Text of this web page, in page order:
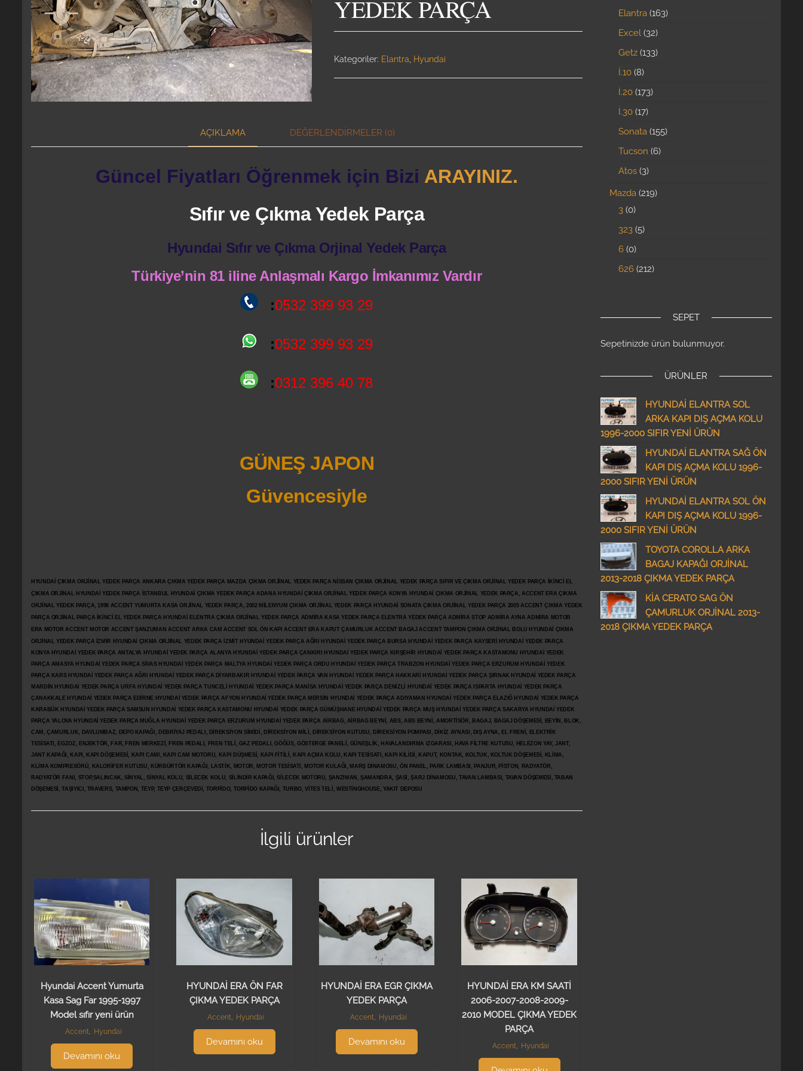
YEDEK PARÇA
Kategoriler: Elantra Hyundai
AÇIKLAMA DEĞERLENDIRMELER (0)
Güncel Fiyatları Öğrenmek için Bizi ARAYINIZ.
Sıfır ve Çıkma Yedek Parça
Hyundai Sıfır ve Çıkma Orjinal Yedek Parça
Türkiye’nin 81 iline Anlaşmalı Kargo İmkanımız Vardır
:0532 399 93 29
:0532 399 93 29
:0312 396 40 78
GÜNEŞ JAPON
Güvencesiyle
HYUNDAİ ÇIKMA ORJİNAL YEDEK PARÇA ANKARA ÇIKMA YEDEK PARÇA MAZDA ÇIKMA ORJİNAL YEDEK PARÇA NİSSAN ÇIKMA ORJİNAL YEDEK PARÇA SIFIR VE ÇIKMA ORJİNAL YEDEK PARÇA İKİNCİ EL
ÇIKMA ORJİNAL HYUNDAİ YEDEK PARÇA İSTANBUL HYUNDAİ ÇIKMA YEDEK PARÇA ADANA HYUNDAİ ÇIKMA ORJİNAL YEDEK PARÇA KONYA HYUNDAİ ÇIKMA ORJİNAL YEDEK PARÇA, ACCENT ERA ÇIKMA
ORJİNAL YEDEK PARÇA, 1998 ACCENT YUMURTA KASA ORJİNAL YEDEK PARÇA, 2002 MİLENYUM ÇIKMA ORJİNAL YEDEK PARÇA HYUNDAİ SONATA ÇIKMA ORJİNAL YEDEK PARÇA 2005 ACCENT ÇIKMA YEDEK
PARÇA ORJİNAL PARÇA İKİNCİ EL YEDEK PARÇA HYUNDAİ ELENTRA ÇIKMA ORJİNAL YEDEK PARÇA ADMİRA KASA YEDEK PARÇA ELENTRA YEDEK PARÇA ADMİRA STOP ADMİRA AYNA ADMİRA MOTOR
ERA MOTOR ACCENT MOTOR ACCENT ŞANZUMAN ACCENT ARKA CAM ACCENT SOL ÖN KAPI ACCENT ERA KAPUT ÇAMURLUK ACCENT BAGAJ ACCENT TAMPON ÇIKMA ORJİNAL BOLU HYUNDAİ ÇIKMA
ORJİNAL YEDEK PARÇA İZMİR HYUNDAİ ÇIKMA ORJİNAL YEDEK PARÇA İZMİT HYUNDAİ YEDEK PARÇA AĞRI HYUNDAİ YEDEK PARÇA BURSA HYUNDAİ YEDEK PARÇA KAYSERİ HYUNDAİ YEDEK PARÇA
KONYA HYUNDAİ YEDEK PARÇA ANTALYA HYUNDAİ YEDEK PARÇA ALANYA HYUNDAİ YEDEK PARÇA ÇANKIRI HYUNDAİ YEDEK PARÇA KIRŞEHİR HYUNDAİ YEDEK PARÇA KASTAMONU HYUNDAİ YEDEK
PARÇA AMASYA HYUNDAİ YEDEK PARÇA SİVAS HYUNDAİ YEDEK PARÇA MALTYA HYUNDAİ YEDEK PARÇA ORDU HYUNDAİ YEDEK PARÇA TRABZON HYUNDAİ YEDEK PARÇA ERZURUM HYUNDAİ YEDEK
PARÇA KARS HYUNDAİ YEDEK PARÇA AĞRI HYUNDAİ YEDEK PARÇA DİYARBAKIR HYUNDAİ YEDEK PARÇA VAN HYUNDAİ YEDEK PARÇA HAKKARİ HYUNDAİ YEDEK PARÇA ŞIRNAK HYUNDAİ YEDEK PARÇA
MARDİN HYUNDAİ YEDEK PARÇA URFA HYUNDAİ YEDEK PARÇA TUNCELİ HYUNDAİ YEDEK PARÇA MANİSA HYUNDAİ YEDEK PARÇA DENİZLİ HYUNDAİ YEDEK PARÇA ISPARTA HYUNDAİ YEDEK PARÇA
ÇANAKKALE HYUNDAİ YEDEK PARÇA EDİRNE HYUNDAİ YEDEK PARÇA AFYON HYUNDAİ YEDEK PARÇA MERSİN HYUNDAİ YEDEK PARÇA ADIYAMAN HYUNDAİ YEDEK PARÇA ELAZIĞ HYUNDAİ YEDEK PARÇA
KARABÜK HYUNDAİ YEDEK PARÇA SAMSUN HYUNDAİ YEDEK PARÇA KASTAMONU HYUNDAİ YEDEK PARÇA GÜMÜŞHANE HYUNDAİ YEDEK PARÇA MUŞ HYUNDAİ YEDEK PARÇA SAKARYA HYUNDAİ YEDEK
PARÇA YALOVA HYUNDAİ YEDEK PARÇA MUĞLA HYUNDAİ YEDEK PARÇA ERZURUM HYUNDAİ YEDEK PARÇA AİRBAG, AİRBAG BEYNİ, ABS, ABS BEYNİ, AMORTİSÖR, BAGAJ, BAGAJ DÖŞEMESİ, BEYİN, BLOK,
CAM, ÇAMURLUK, DAVLUMBAZ, DEPO KAPAĞI, DEBRİYAJ PEDALI, DİREKSİYON SİMİDİ, DİREKSİYON MİLİ, DİREKSİYON KUTUSU, DİREKSİYON POMPASI, DİKİZ AYNASI, DIŞ AYNA, EL FRENİ, ELEKTRİK
TESİSATI, EGZOZ, ENJEKTÖR, FAR, FREN MERKEZİ, FREN PEDALI, FREN TELİ, GAZ PEDALI, GÖĞÜS, GÖSTERGE PANELİ, GÜNEŞLİK, HAVALANDIRMA IZGARASI, HAVA FİLTRE KUTUSU, HELEZON YAY, JANT,
JANT KAPAĞI, KAPI, KAPI DÖŞEMESİ, KAPI CAMI, KAPI CAM MOTORU, KAPI DÜŞMESİ, KAPI FİTİLİ, KAPI AÇMA KOLU, KAPI TESİSATI, KAPI KİLİDİ, KAPUT, KONTAK, KOLTUK, KOLTUK DÖŞEMESİ, KLİMA,
KLİMA KOMPRESÖRÜ, KALORİFER KUTUSU, KÜRBÜRTÖR KAPAĞI, LASTİK, MOTOR, MOTOR TESİSATI, MOTOR KULAĞI, MARŞ DİNAMOSU, ÖN PANEL, PARK LAMBASI, PANJUR, PİSTON, RADYATÖR,
RADYATÖR FANI, STOP,SALINCAK, SİNYAL, SİNYAL KOLU, SİLECEK KOLU, SİLİNDİR KAPAĞI, SİLECEK MOTORU, ŞANZIMAN, ŞAMANDRA, ŞASİ, ŞARJ DİNAMOSU, TAVAN LAMBASI, TAVAN DÖŞEMESİ, TABAN
DÖŞEMESİ, TAŞIYICI, TRAVERS, TAMPON, TEYP, TEYP ÇERÇEVEDİ, TORPİDO, TORPİDO KAPAĞI, TURBO, VİTES TELİ, WESTİNGHOUSE, YAKIT DEPOSU
İlgili ürünler
Hyundai Accent Yumurta
Kasa Sag Far 1995-1997
Model sıfır yeni ürün
Accent, Hyundai
Devamını oku
HYUNDAİ ERA ÖN FAR
ÇIKMA YEDEK PARÇA
Accent, Hyundai
Devamını oku
HYUNDAİ ERA EGR ÇIKMA
YEDEK PARÇA
Accent, Hyundai
Devamını oku
HYUNDAİ ERA KM SAATİ
2006-2007-2008-2009-
2010 MODEL ÇIKMA YEDEK
PARÇA
Accent, Hyundai
Elantra 163
Excel 32
Getz 133
İ.10 8
İ.20 173
İ.30 17
Sonata 155
Tucson 6
Atos 3
Mazda 219
3 0
323 5
6 0
626 212
SEPET
Sepetinizde ürün bulunmuyor.
ÜRÜNLER
HYUNDAİ ELANTRA SOL
ARKA KAPI DIŞ AÇMA KOLU
1996-2000 SIFIR YENİ ÜRÜN
HYUNDAİ ELANTRA SAĞ ÖN
KAPI DIŞ AÇMA KOLU 1996-
2000 SIFIR YENİ ÜRÜN
HYUNDAİ ELANTRA SOL ÖN
KAPI DIŞ AÇMA KOLU 1996-
2000 SIFIR YENİ ÜRÜN
TOYOTA COROLLA ARKA
BAGAJ KAPAĞI ORJİNAL
2013-2018 ÇIKMA YEDEK PARÇA
KİA CERATO SAG ÖN
ÇAMURLUK ORJİNAL 2013-
2018 ÇIKMA YEDEK PARÇA